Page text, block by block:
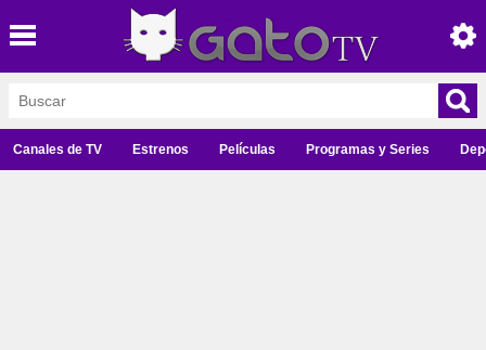
Canales de TV Estrenos Películas Programas y Series